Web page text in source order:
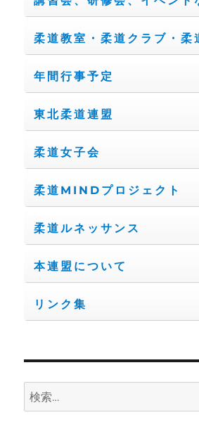
柔道教室・柔道クラブ・柔
年間行事予定
東北柔道連盟
柔道女子会
柔道MINDプロジェクト
柔道ルネッサンス
本連盟について
リンク集
検
索: